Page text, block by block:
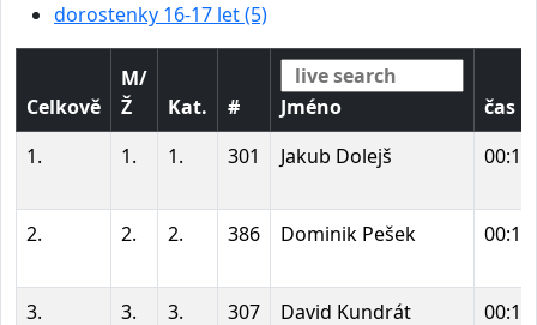
dorostenky 16-17 let (5)
Celkově
M/
Ž
Kat. # Jméno
čas
1.
1. 1. 301 Jakub Dolejš
2. 2. 2. 386 Dominik Pešek
3. 3. 3. 307 David Kundrát